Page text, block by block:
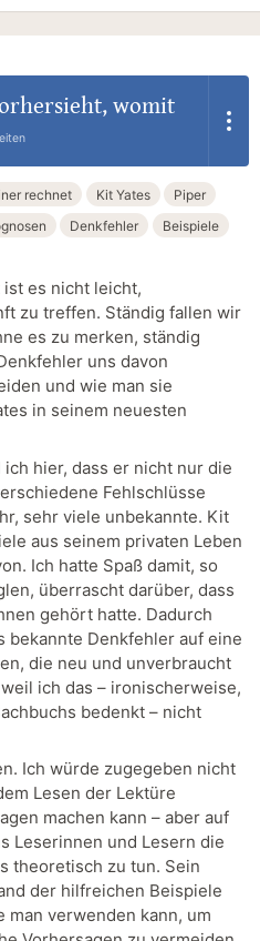
womit
rechnet Kit Yates
Piper
Denkfehler
Beispiele
es nicht leicht,
zu treffen. Ständig fallen wir
es zu merken, ständig
uns davon
und wie man sie
in seinem neuesten
hier, dass er nicht nur die
Fehlschlüsse
sehr viele unbekannte. Kit
aus seinem privaten Leben
Ich hatte Spaß damit, so
überrascht darüber, dass
gehört hatte. Dadurch
bekannte Denkfehler auf eine
die neu und unverbraucht
ich das – ironischerweise,
bedenkt – nicht
Ich würde zugegeben nicht
Lesen der Lektüre
machen kann – aber auf
Leserinnen und Lesern die
theoretisch zu tun. Sein
der hilfreichen Beispiele
man verwenden kann, um